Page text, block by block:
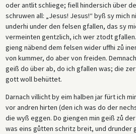
oder antlit schliege; fiell hindersich über
schruwen all: „Jesus! Jesus!“ byß sy mich
underhi under den felsen gfallen, das sy
vermeinten gentzlich, ich wer ztodt
gieng näbend dem felsen wider uffhi zů
von kummer, do aber von freiden.
geiß do über ab, do ich gfallen was; die
gott woll behüttet.
Darnach villicht by eim halben jar fürt ich
vor andren hirten (den ich was do der
die wyß eggen. Do giengen min geiß zů
was eins gůtten schritz breit, und drunder